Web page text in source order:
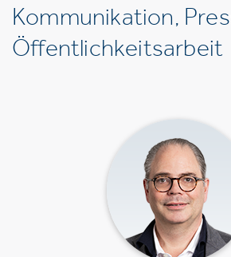
Kommunikation,
Öffentlichkeitsarbeit